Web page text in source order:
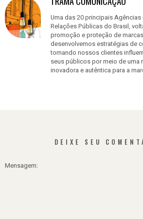
Uma das 20 principais
Relações Públicas do Brasil,
promoção e proteção de
desenvolvemos estratégias de
tornando nossos clientes
seus públicos por meio de uma
inovadora e autêntica para a
DEIXE SEU
Mensagem: